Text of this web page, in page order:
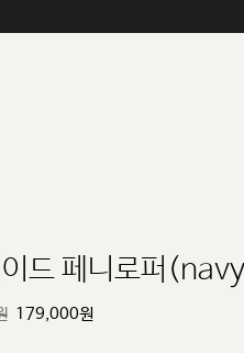
드 페니로퍼
179,000원